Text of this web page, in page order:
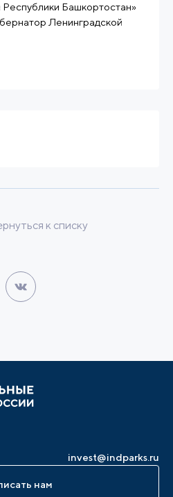
Башкортостан»
Ленинградской
к списку
invest@indparks.ru
нам